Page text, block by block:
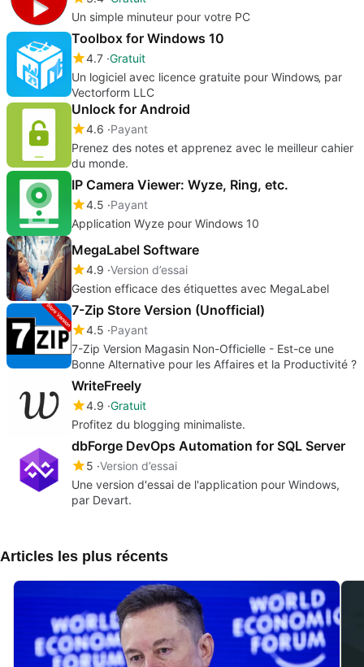
Un simple minuteur pour votre PC
Toolbox for Windows 10
4.7 Gratuit
Un logiciel avec licence gratuite pour Windows‚ par
Vectorform LLC
Unlock for Android
4.6 Payant
Prenez des notes et apprenez avec le meilleur cahier
du monde.
IP Camera Viewer: Wyze, Ring, etc.
4.5 Payant
Application Wyze pour Windows 10
MegaLabel Software
4.9 Version d’essai
Gestion efficace des étiquettes avec MegaLabel
7-Zip Store Version (Unofficial)
4.5 Payant
7-Zip Version Magasin Non-Officielle - Est-ce une
Bonne Alternative pour les Affaires et la Productivité ?
WriteFreely
4.9 Gratuit
Profitez du blogging minimaliste.
dbForge DevOps Automation for SQL Server
5 Version d’essai
Une version d'essai de l'application pour Windows,
par Devart.
Articles les plus récents